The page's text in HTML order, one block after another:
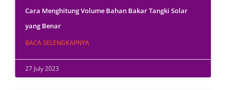
Cara Menghitung Volume Bahan Bakar Tangki Solar
yang Benar
BACA SELENGKAPNYA
27 July 2023